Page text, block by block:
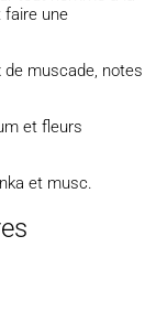
faire une
de muscade, notes
et fleurs
et musc.